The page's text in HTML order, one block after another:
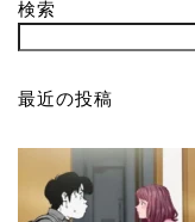
検索
最近の投稿